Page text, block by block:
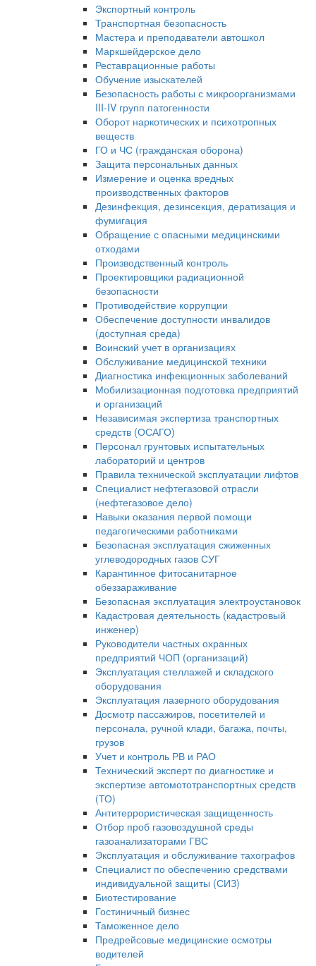
Экспортный контроль
Транспортная безопасность
Мастера и преподаватели автошкол
Маркшейдерское дело
Реставрационные работы
Обучение изыскателей
Безопасность работы с микроорганизмами
III-IV групп патогенности
Оборот наркотических и психотропных
веществ
ГО и ЧС (гражданская оборона)
Защита персональных данных
Измерение и оценка вредных
производственных факторов
Дезинфекция, дезинсекция, дератизация и
фумигация
Обращение с опасными медицинскими
отходами
Производственный контроль
Проектировщики радиационной
безопасности
Противодействие коррупции
Обеспечение доступности инвалидов
(доступная среда)
Воинский учет в организациях
Обслуживание медицинской техники
Диагностика инфекционных заболеваний
Мобилизационная подготовка предприятий
и организаций
Независимая экспертиза транспортных
средств (ОСАГО)
Персонал грунтовых испытательных
лабораторий и центров
Правила технической эксплуатации лифтов
Специалист нефтегазовой отрасли
(нефтегазовое дело)
Навыки оказания первой помощи
педагогическими работниками
Безопасная эксплуатация сжиженных
углеводородных газов СУГ
Карантинное фитосанитарное
обеззараживание
Безопасная эксплуатация электроустановок
Кадастровая деятельность (кадастровый
инженер)
Руководители частных охранных
предприятий ЧОП (организаций)
Эксплуатация стеллажей и складского
оборудования
Эксплуатация лазерного оборудования
Досмотр пассажиров, посетителей и
персонала, ручной клади, багажа, почты,
грузов
Учет и контроль РВ и РАО
Технический эксперт по диагностике и
экспертизе автомототранспортных средств
(ТО)
Антитеррористическая защищенность
Отбор проб газовоздушной среды
газоанализаторами ГВС
Эксплуатация и обслуживание тахографов
Специалист по обеспечению средствами
индивидуальной защиты (СИЗ)
Биотестирование
Гостиничный бизнес
Таможенное дело
Предрейсовые медицинские осмотры
водителей